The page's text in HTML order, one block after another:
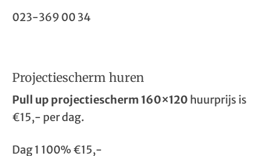
023-369 00 34
Projectiescherm huren
Pull up projectiescherm 160×120 huurprijs is
€15,- per dag.
Dag 1 100% €15,-